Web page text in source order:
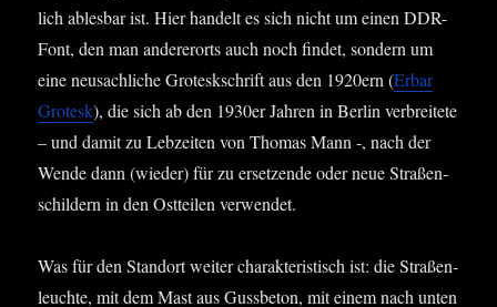
lich ables­bar ist. Hier han­delt es sich nicht um einen DDR-
Font, den man ander­er­orts auch noch fin­det, son­dern um
eine neu­sach­li­che Gro­tesk­schrift aus den 1920ern (Erbar
Gro­tesk), die sich ab den 1930er Jah­ren in Ber­lin ver­brei­te­te
– und damit zu Leb­zei­ten von Tho­mas Mann -, nach der
Wen­de dann (wie­der) für zu erset­zen­de oder neue Stra­ßen­
schil­dern in den Ost­tei­len verwendet.
Was für den Stand­ort wei­ter cha­rak­te­ris­tisch ist: die Stra­ßen­
leuch­te, mit dem Mast aus Guss­be­ton, mit einem nach unten